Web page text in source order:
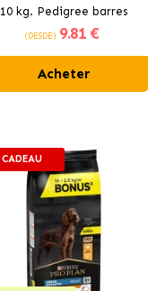
10 kg. Pedigree barres
dentaires.
(DESDE) 9.81 €
Acheter
CADEAU